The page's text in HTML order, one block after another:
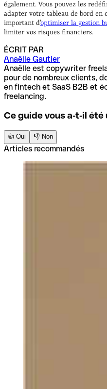
également. Vous pouvez les
adapter votre tableau de bord en
important d’optimiser la gestion
limiter vos risques financiers.
ÉCRIT PAR
Anaëlle Gautier
Anaëlle est copywriter
pour de nombreux clients,
en fintech et SaaS B2B et
freelancing.
Ce guide vous a‑t‑il été
👍 Oui 👎 Non
Articles recommandés